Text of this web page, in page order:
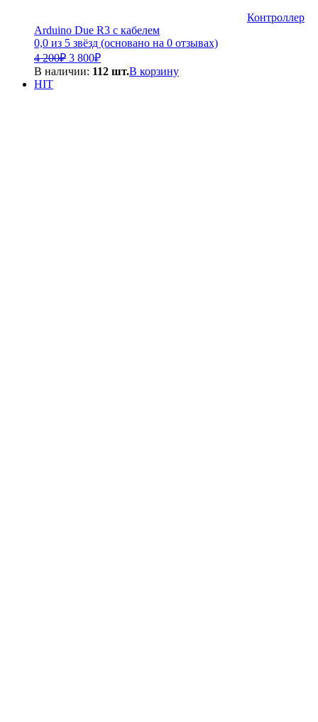
Контроллер
Arduino Due R3 с кабелем
0,0 из 5 звёзд (основано на 0 отзывах)
4 200₽ Первоначальная
цена
3 800₽Текущая
цена:
В наличии: 112 шт.В корзину
HIT